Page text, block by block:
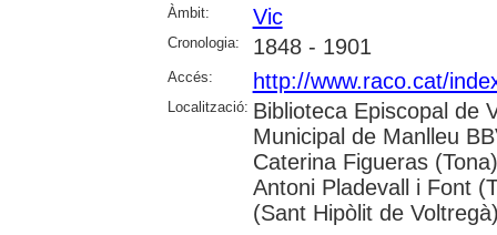
Àmbit: Vic
Cronologia: 1848 - 1901
Accés: http://www.raco.cat/
Localització: Biblioteca Episcopal de
Municipal de Manlleu
Caterina Figueras
Antoni Pladevall i Font
(Sant Hipòlit de